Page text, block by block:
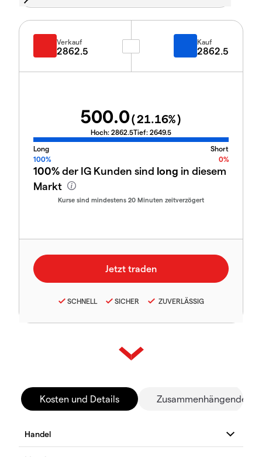
Verkauf
2862.5
Kauf
2862.5
500.0(21.16%)
Hoch: 2862.5Tief: 2649.5
Long
Short
100%
0%
100%der IG Kunden sind long in diesem
Markt
Kurse sind mindestens 20 Minuten zeitverzögert
SCHNELL SICHER ZUVERLÄSSIG
Kosten und Details Zusammenhängende